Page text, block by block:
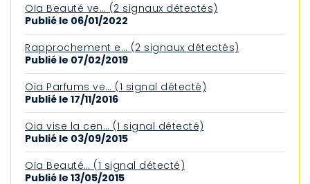
Oïa Beauté ve… (2 signaux détectés)
Publié le 06/01/2022
Rapprochement e… (2 signaux détectés)
Publié le 07/02/2019
Oïa Parfums ve… (1 signal détecté)
Publié le 17/11/2016
Oia vise la cen… (1 signal détecté)
Publié le 03/09/2015
Oïa Beauté… (1 signal détecté)
Publié le 13/05/2015